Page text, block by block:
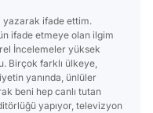
yazarak ifade ettim.
ifade etmeye olan ilgim
İncelemeler yüksek
Birçok farklı ülkeye,
yanında, ünlüler
beni hep canlı tutan
yapıyor, televizyon